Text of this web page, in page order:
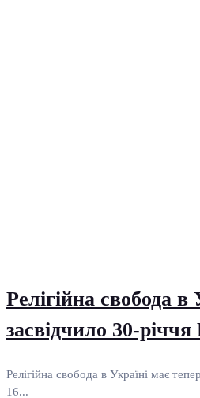
Релігійна свобода
засвідчило 30-
Релігійна свобода в Україні має
16...